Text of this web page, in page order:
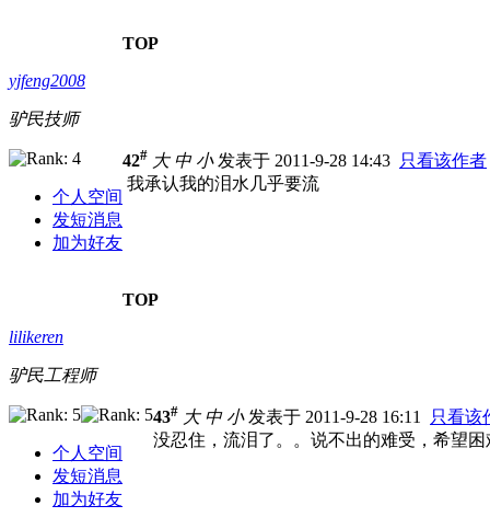
TOP
yjfeng2008
驴民技师
个人空间
发短消息
加为好友
42# 大 中 小发表于 2011-9-28 14:43 只看该作者
我承认我的泪水几乎要流
TOP
lilikeren
驴民工程师
个人空间
发短消息
加为好友
43# 大 中 小发表于 2011-9-28 16:11
只看该
没忍住，流泪了。。说不出的难受，希望